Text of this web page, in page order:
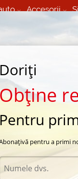
Accesorii
24/7 non
Niva (2009-) 1,7
Doriți
Obține
Pentru
pentru a primi